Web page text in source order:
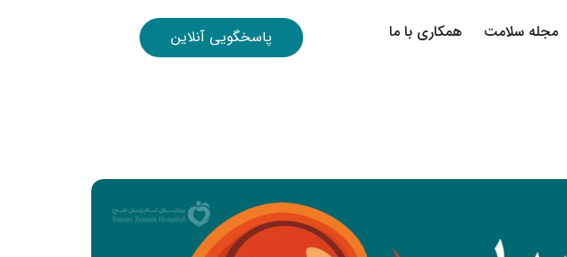
مجله سلامت همکاری با ما پاسخگویی آنلاین